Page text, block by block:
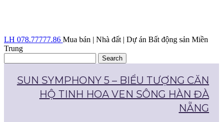
LH 078.77777.86 Mua bán | Nhà đất | Dự án Bất động sản Miền
Trung
SUN SYMPHONY 5 – BIỂU TƯỢNG CĂN
HỘ TINH HOA VEN SÔNG HÀN ĐÀ
NẴNG